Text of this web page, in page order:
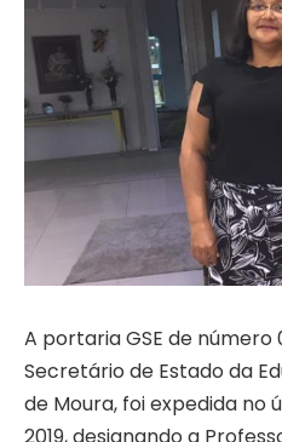
A portaria GSE de número
Secretário de Estado da
de Moura, foi expedida no
2019, designando a